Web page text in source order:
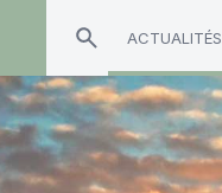
ACTUALITÉS
tag "Victory AM"